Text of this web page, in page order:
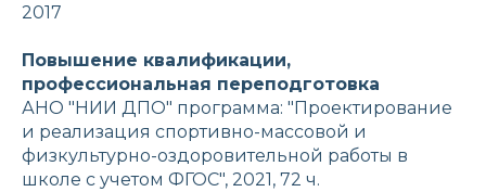
2017
Повышение квалификации,
профессиональная переподготовка
АНО "НИИ ДПО" программа: "Проектирование
и реализация спортивно-массовой и
физкультурно-оздоровительной работы в
школе с учетом ФГОС", 2021, 72 ч.